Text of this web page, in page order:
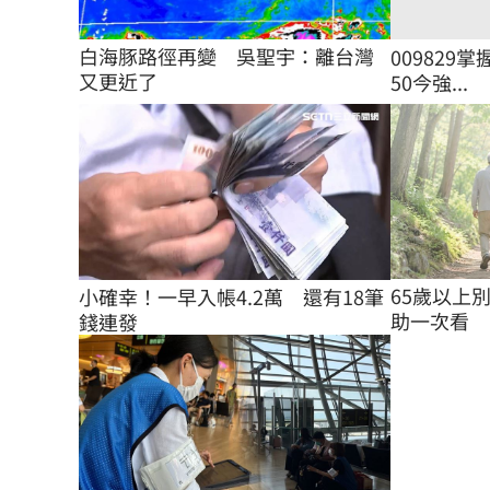
白海豚路徑再變　吳聖宇：離台灣
又更近了
009829掌
50今強...
小確幸！一早入帳4.2萬　還有18筆
錢連發
65歲以上
助一次看